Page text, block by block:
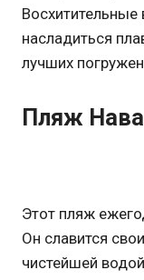
насладиться
лучших
Пляж
Этот пляж
Он славится
чистейшей